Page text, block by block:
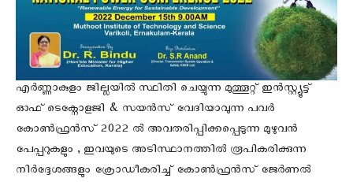
എർണ്ണാകുളം ജില്ലയിൽ സ്ഥിതി ചെയ്യുന്ന മുത്തൂറ്റ് ഇൻസ്റ്റ്യൂട്ട്
ഓഫ് ടെക്നോളജി & സയൻസ് വേദിയാവുന്ന പവർ
കോൺഫ്രൻസ് 2022 ൽ അവതരിപ്പിക്കപ്പെടുന്ന മുഴുവൻ
പേപ്പറുകളും , ഇവയുടെ അടിസ്ഥാനത്തിൽ രൂപികരിക്കുന്ന
നിർദ്ദേശങ്ങളും ക്രോഡീകരിച്ച് കോൺഫ്രൻസ് ജേർണൽ